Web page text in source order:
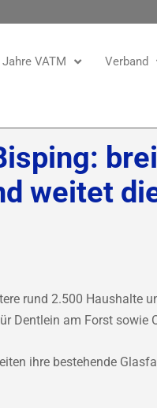
VATM Verband
weitet
rund 2.500 Haushalte
Dentlein am Forst sowie
ihre bestehende